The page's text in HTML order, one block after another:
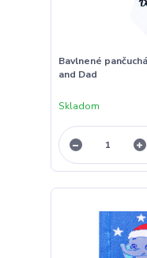
Bavlnené
and Dad
Skladom